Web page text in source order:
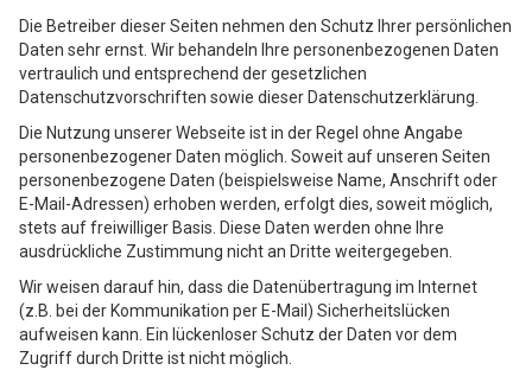
Die Betreiber dieser Seiten nehmen den Schutz Ihrer persönlichen
Daten sehr ernst. Wir behandeln Ihre personenbezogenen Daten
vertraulich und entsprechend der gesetzlichen
Datenschutzvorschriften sowie dieser Datenschutzerklärung.
Die Nutzung unserer Webseite ist in der Regel ohne Angabe
personenbezogener Daten möglich. Soweit auf unseren Seiten
personenbezogene Daten (beispielsweise Name, Anschrift oder
E-Mail-Adressen) erhoben werden, erfolgt dies, soweit möglich,
stets auf freiwilliger Basis. Diese Daten werden ohne Ihre
ausdrückliche Zustimmung nicht an Dritte weitergegeben.
Wir weisen darauf hin, dass die Datenübertragung im Internet
(z.B. bei der Kommunikation per E-Mail) Sicherheitslücken
aufweisen kann. Ein lückenloser Schutz der Daten vor dem
Zugriff durch Dritte ist nicht möglich.